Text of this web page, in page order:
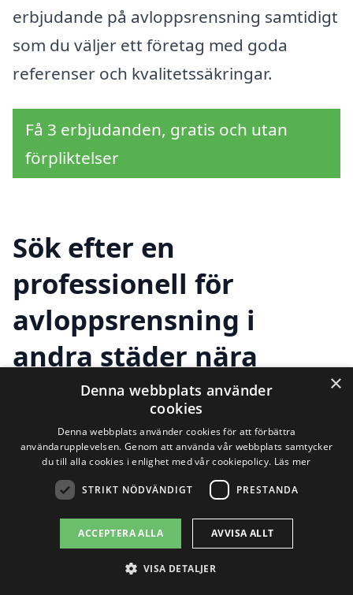
erbjudande på avloppsrensning samtidigt
som du väljer ett företag med goda
referenser och kvalitetssäkringar.
Få 3 erbjudanden, gratis och utan
förpliktelser
Sök efter en
professionell för
avloppsrensning i
andra städer nära
Sandslån
Att hitta rätt hjälp för avloppsrensning i
Sandslån kan vara en utmaning, men det
Avloppssystem är avgörande för att
säkerställa en trygg och ren miljö, och det
×
Denna webbplats använder
cookies
Denna webbplats använder cookies för att förbättra
användarupplevelsen. Genom att använda vår webbplats samtycker
du till alla cookies i enlighet med vår cookiepolicy. Läs mer
STRIKT NÖDVÄNDIGT PRESTANDA
ACCEPTERA ALLA AVVISA ALLT
VISA DETALJER